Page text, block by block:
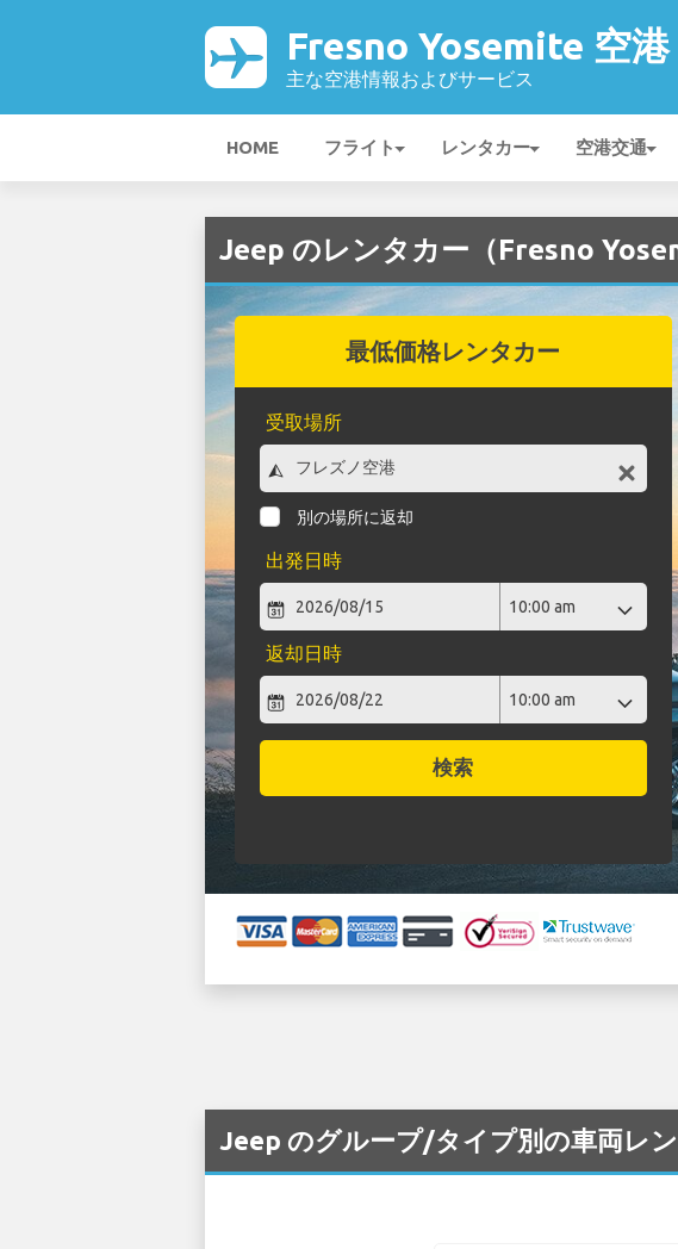
Fresno Yosemite 空港
主な空港情報およびサービス
HOME フライト レンタカー 空港交通
Jeep のレンタカー（Fresno
最低価格レンタカー
受取場所
別の場所に返却
出発日時
返却日時
検索
Jeep のグループ/タイプ別の車両レ